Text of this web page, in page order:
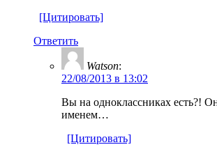
[Цитировать]
Ответить
Watson:
22/08/2013 в 13:02
Вы на одноклассниках есть?!
именем…
[Цитировать]